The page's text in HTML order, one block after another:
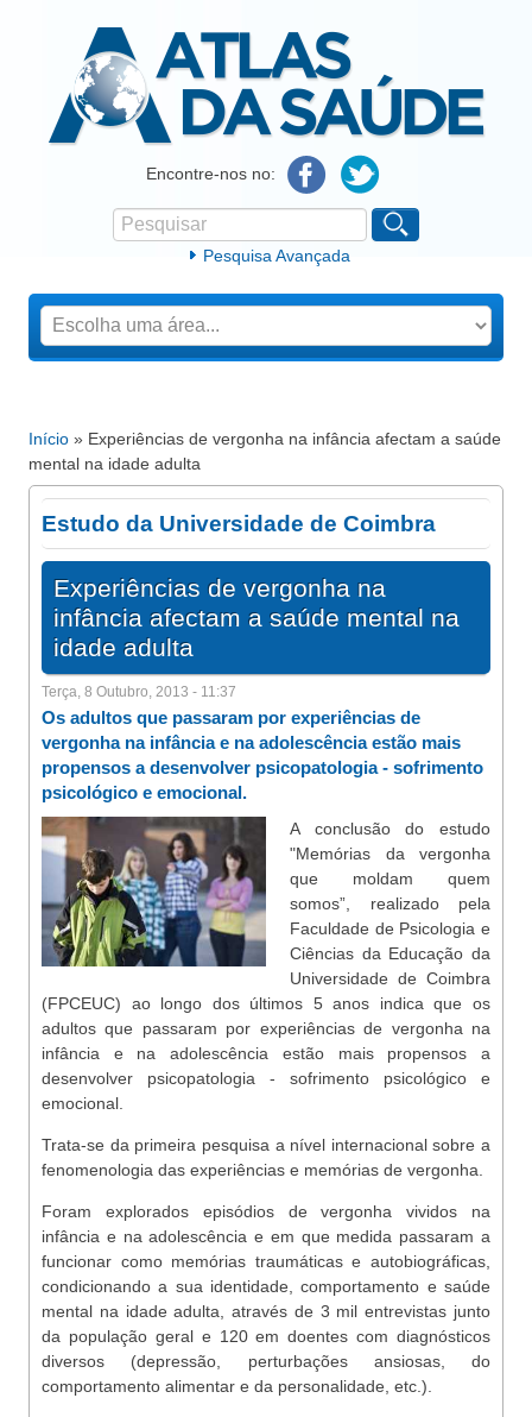
Atlas da SaúdeEncontre-nos no:
Formulário de procura
Pesquisar
Pesquisa Avançada
Está aqui
Início » Experiências de vergonha na infância afectam a saúde
mental na idade adulta
Estudo da Universidade de Coimbra
Experiências de vergonha na
infância afectam a saúde mental na
idade adulta
Terça, 8 Outubro, 2013 - 11:37
Os adultos que passaram por experiências de
vergonha na infância e na adolescência estão mais
propensos a desenvolver psicopatologia - sofrimento
psicológico e emocional.
A conclusão do estudo
"Memórias da vergonha
que moldam quem
somos”, realizado pela
Faculdade de Psicologia e
Ciências da Educação da
Universidade de Coimbra
(FPCEUC) ao longo dos últimos 5 anos indica que os
adultos que passaram por experiências de vergonha na
infância e na adolescência estão mais propensos a
desenvolver psicopatologia - sofrimento psicológico e
emocional.
Trata-se da primeira pesquisa a nível internacional sobre a
fenomenologia das experiências e memórias de vergonha.
Foram explorados episódios de vergonha vividos na
infância e na adolescência e em que medida passaram a
funcionar como memórias traumáticas e autobiográficas,
condicionando a sua identidade, comportamento e saúde
mental na idade adulta, através de 3 mil entrevistas junto
da população geral e 120 em doentes com diagnósticos
diversos (depressão, perturbações ansiosas, do
comportamento alimentar e da personalidade, etc.).